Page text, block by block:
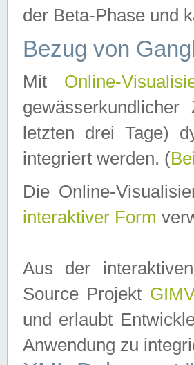
der Beta-Phase und
Bezug von
Mit Online-
letzten drei Tage)
integriert werden. (
Die Online-
interaktiver Form
Aus der
Source Projekt
und erlaubt
Anwendung zu